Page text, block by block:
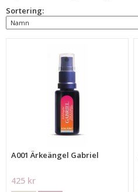
Sortering:
A001 Ärkeängel Gabriel
425 kr